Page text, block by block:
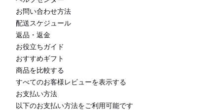
お問い合わせ方法
配送スケジュール
返品・返金
お役立ちガイド
おすすめギフト
商品を比較する
すべてのお客様レビューを表示する
お支払い方法
以下のお支払い方法をご利用可能です